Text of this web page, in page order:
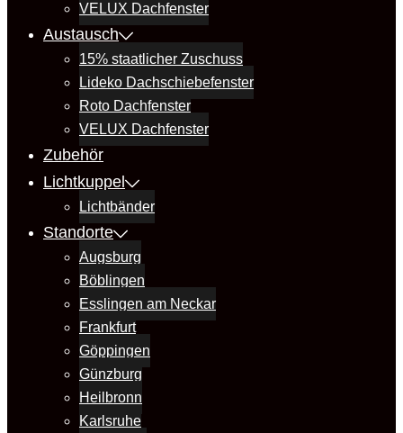
VELUX Dachfenster
Austausch
15% staatlicher Zuschuss
Lideko Dachschiebefenster
Roto Dachfenster
VELUX Dachfenster
Zubehör
Lichtkuppel
Lichtbänder
Standorte
Augsburg
Böblingen
Esslingen am Neckar
Frankfurt
Göppingen
Günzburg
Heilbronn
Karlsruhe